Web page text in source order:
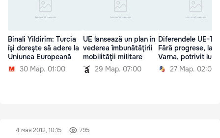
Binali Yildirim: Turcia
îşi doreşte să adere la
Uniunea Europeană
30 Мар. 01:00
UE lansează un plan în
vederea îmbunătăţirii
mobilităţii militare
29 Мар. 07:00
Diferendele UE-
Fără progrese, la
Varna, potrivit lui
27 Мар. 02:00
4 мая 2012, 10:15 795